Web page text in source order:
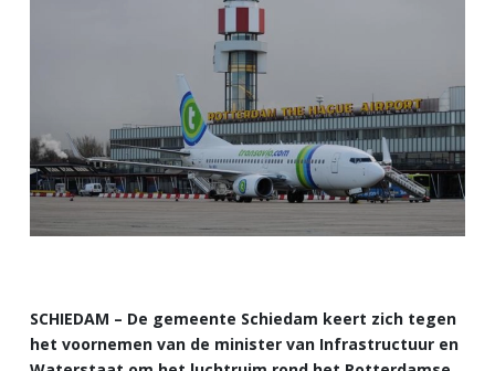
SCHIEDAM – De gemeente Schiedam keert zich tegen
het voornemen van de minister van Infrastructuur en